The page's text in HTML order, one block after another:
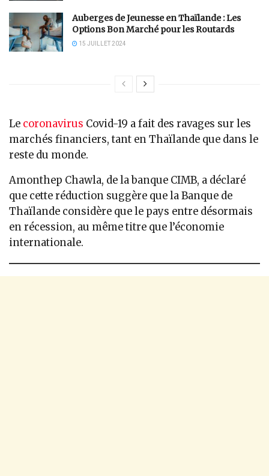
Auberges de Jeunesse en Thaïlande : Les
Options Bon Marché pour les Routards
15 JUILLET 2024
Le coronavirus Covid-19 a fait des ravages sur les
marchés financiers, tant en Thaïlande que dans le
reste du monde.
Amonthep Chawla, de la banque CIMB, a déclaré
que cette réduction suggère que la Banque de
Thaïlande considère que le pays entre désormais
en récession, au même titre que l’économie
internationale.